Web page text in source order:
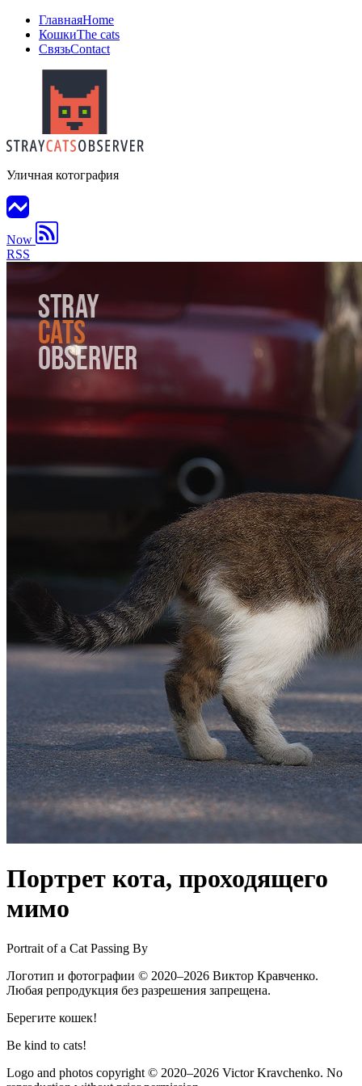
ГлавнаяHome
КошкиThe cats
СвязьContact
Уличная котография
Now
RSS
Портрет кота, проходящего
мимо
Portrait of a Cat Passing By
Логотип и фотографии © 2020–2026 Виктор Кравченко.
Любая репродукция без разрешения запрещена.
Берегите кошек!
Be kind to cats!
Logo and photos copyright © 2020–2026 Victor Kravchenko. No